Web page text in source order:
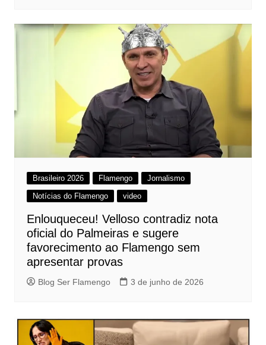
Brasileiro 2026 Flamengo
Jornalismo
Notícias do Flamengo
video
Enlouqueceu! Velloso contradiz nota
oficial do Palmeiras e sugere
favorecimento ao Flamengo sem
apresentar provas
Blog Ser Flamengo 3 de junho de 2026